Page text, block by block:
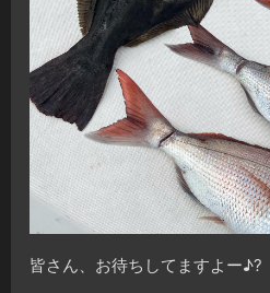
皆さん、お待ちしてますよー♪?